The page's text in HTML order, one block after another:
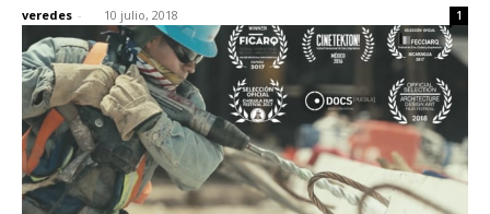
veredes - 10 julio, 2018 1